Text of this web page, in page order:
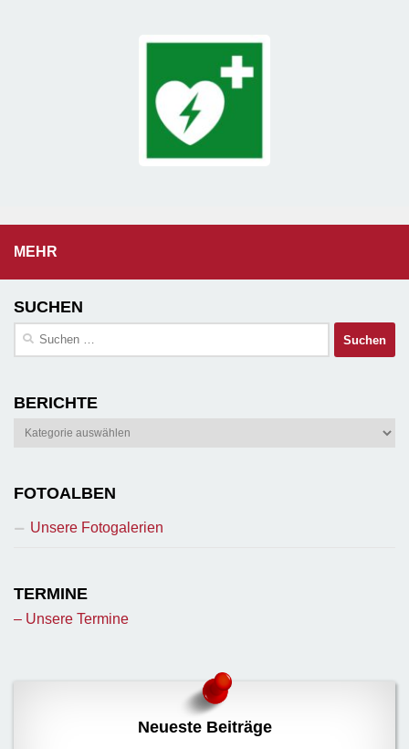
MEHR
SUCHEN
Suchen
BERICHTE
Berichte
FOTOALBEN
Unsere Fotogalerien
TERMINE
– Unsere Termine
Neueste Beiträge